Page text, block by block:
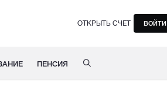
ОТКРЫТЬ СЧЕТ ВОЙТИ
ПЕНСИЯ